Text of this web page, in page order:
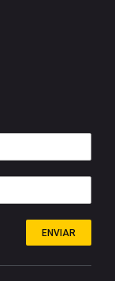
ENVIAR